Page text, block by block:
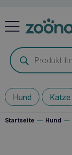
Products
search
Hund Katze
Startseite — Hund —